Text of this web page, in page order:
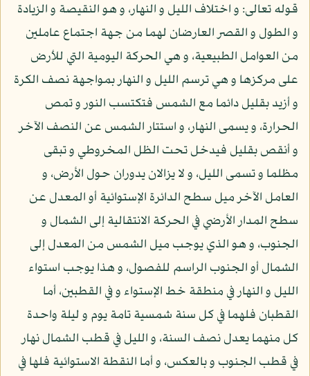
قوله تعالى: و اختلاف الليل و النهار، و هو النقيصة و الزيادة
و الطول و القصر العارضان لهما من جهة اجتماع عاملين
من العوامل الطبيعية، و هي الحركة اليومية التي للأرض
على مركزها و هي ترسم الليل و النهار بمواجهة نصف الكرة
و أزيد بقليل دائما مع الشمس فتكتسب النور و تمص
الحرارة، و يسمى النهار، و استتار الشمس عن النصف الآخر
و أنقص بقليل فيدخل تحت الظل المخروطي و تبقى
مظلما و تسمى الليل، و لا يزالان يدوران حول الأرض، و
العامل الآخر ميل سطح الدائرة الإستوائية أو المعدل عن
سطح المدار الأرضي في الحركة الانتقالية إلى الشمال و
الجنوب، و هو الذي يوجب ميل الشمس من المعدل إلى
الشمال أو الجنوب الراسم للفصول، و هذا يوجب استواء
الليل و النهار في منطقة خط الإستواء و في القطبين، أما
القطبان فلهما في كل سنة شمسية تامة يوم و ليلة واحدة
كل منهما يعدل نصف السنة، و الليل في قطب الشمال نهار
في قطب الجنوب و بالعكس، و أما النقطة الاستوائية فلها في